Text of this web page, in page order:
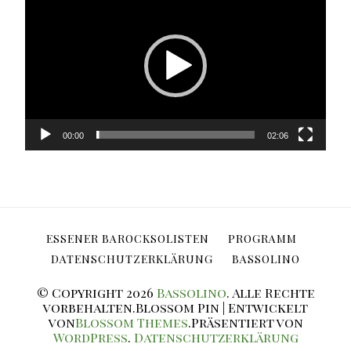
00:00 02:06
© Copyright 2026 Bassolino. Alle Rechte
vorbehalten.Blossom Pin | Entwickelt
vonBlossom Themes.Präsentiert von
WordPress. Datenschutzerklärung
ESSENER BAROCKSOLISTEN
PROGRAMM
DATENSCHUTZERKLÄRUNG
BASSOLINO